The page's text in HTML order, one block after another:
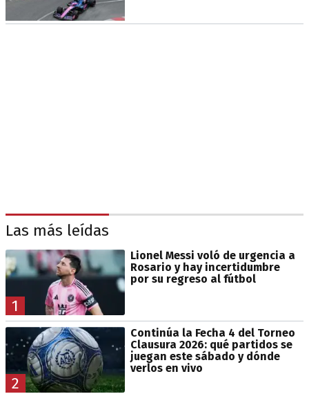
Las más leídas
1
Lionel Messi voló de urgencia a
Rosario y hay incertidumbre
por su regreso al fútbol
2
Continúa la Fecha 4 del Torneo
Clausura 2026: qué partidos se
juegan este sábado y dónde
verlos en vivo